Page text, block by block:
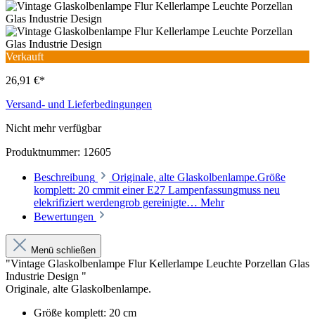
Verkauft
26,91 €*
Versand- und Lieferbedingungen
Nicht mehr verfügbar
Produktnummer: 12605
Beschreibung
Originale, alte Glaskolbenlampe.Größe
komplett: 20 cmmit einer E27 Lampenfassungmuss neu
elekrifiziert werdengrob gereinigte… Mehr
Bewertungen
Menü schließen
"Vintage Glaskolbenlampe Flur Kellerlampe Leuchte Porzellan Glas
Industrie Design "
Originale, alte Glaskolbenlampe.
Größe komplett: 20 cm